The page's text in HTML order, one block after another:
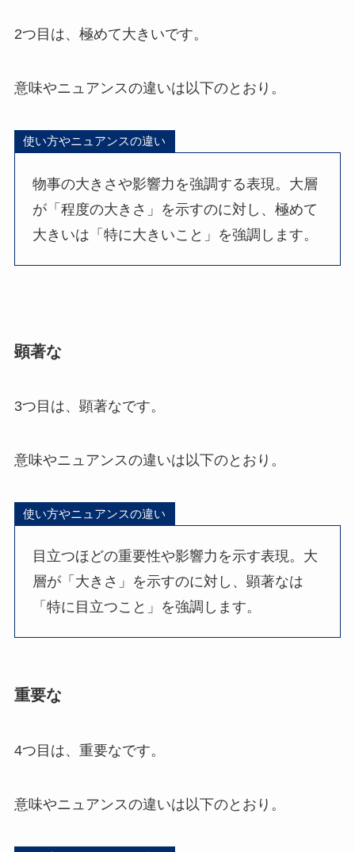
2つ目は、極めて大きいです。
意味やニュアンスの違いは以下のとおり。
使い方やニュアンスの違い
物事の大きさや影響力を強調する表現。大層
が「程度の大きさ」を示すのに対し、極めて
大きいは「特に大きいこと」を強調します。
顕著な
3つ目は、顕著なです。
意味やニュアンスの違いは以下のとおり。
使い方やニュアンスの違い
目立つほどの重要性や影響力を示す表現。大
層が「大きさ」を示すのに対し、顕著なは
「特に目立つこと」を強調します。
重要な
4つ目は、重要なです。
意味やニュアンスの違いは以下のとおり。